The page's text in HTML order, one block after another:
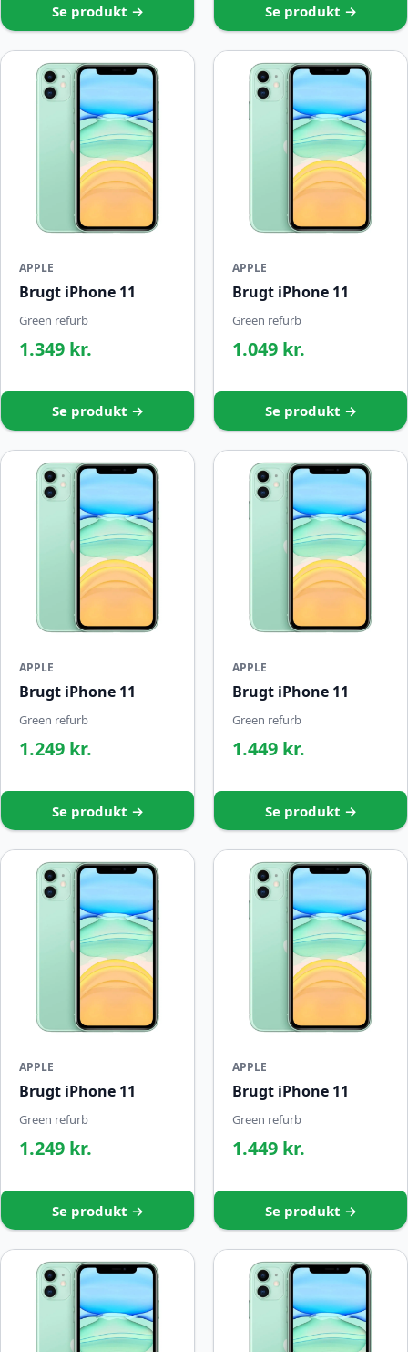
Se produkt → Se produkt →
APPLE
Brugt iPhone 11
Green refurb
1.349 kr.
Se produkt →
APPLE
Brugt iPhone 11
Green refurb
1.049 kr.
Se produkt →
APPLE
Brugt iPhone 11
Green refurb
1.249 kr.
Se produkt →
APPLE
Brugt iPhone 11
Green refurb
1.449 kr.
Se produkt →
APPLE
Brugt iPhone 11
Green refurb
1.249 kr.
Se produkt →
APPLE
Brugt iPhone 11
Green refurb
1.449 kr.
Se produkt →